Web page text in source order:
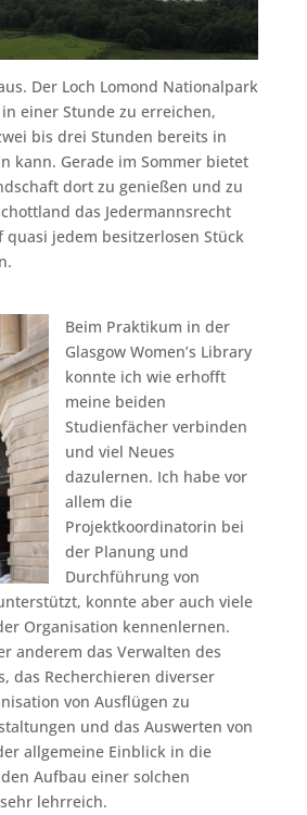
Der Loch Lomond Nationalpark
einer Stunde zu erreichen,
bis drei Stunden bereits in
kann. Gerade im Sommer bietet
dort zu genießen und zu
das Jedermannsrecht
jedem besitzerlosen Stück
Beim Praktikum in der
Glasgow Women’s Library
konnte ich wie erhofft
meine beiden
Studienfächer verbinden
und viel Neues
dazulernen. Ich habe vor
allem die
Projektkoordinatorin bei
der Planung und
Durchführung von
konnte aber auch viele
Organisation kennenlernen.
anderem das Verwalten des
das Recherchieren diverser
von Ausflügen zu
und das Auswerten von
allgemeine Einblick in die
Aufbau einer solchen
lehrreich.